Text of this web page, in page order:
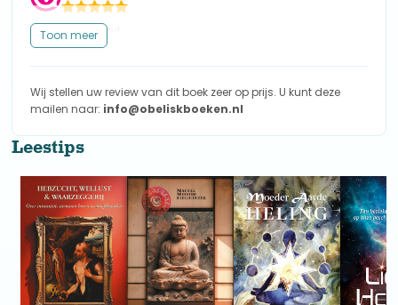
Goede kwaliteit
Toon meer
Wij stellen uw review van dit boek zeer op prijs. U kunt deze
mailen naar: info@obeliskboeken.nl
Leestips